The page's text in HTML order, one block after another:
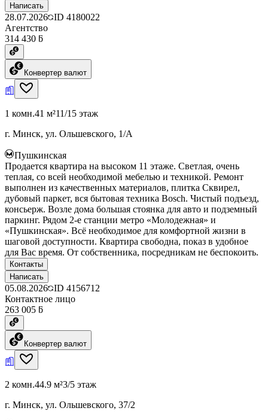
Написать
28.07.2026 ID 4180022
Агентство
314 430 ƃ
Конвертер валют
1 комн.41 м²11/15 этаж
г. Минск, ул. Ольшевского, 1/А
Пушкинская
Продается квартира на высоком 11 этаже. Светлая, очень
теплая, со всей необходимой мебелью и техникой. Ремонт
выполнен из качественных материалов, плитка Сквирел,
дубовый паркет, вся бытовая техника Bosch. Чистый подъезд,
консьерж. Возле дома большая стоянка для авто и подземный
паркинг. Рядом 2-е станции метро «Молодежная» и
«Пушкинская». Всё необходимое для комфортной жизни в
шаговой доступности. Квартира свободна, показ в удобное
для Вас время. От собственника, посредникам не беспокоить.
Контакты
Написать
05.08.2026 ID 4156712
Контактное лицо
263 005 ƃ
Конвертер валют
2 комн.44.9 м²3/5 этаж
г. Минск, ул. Ольшевского, 37/2